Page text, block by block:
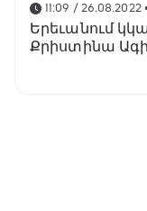
11:09 / 26.08.2022
Երեւանում
Քրիստինա